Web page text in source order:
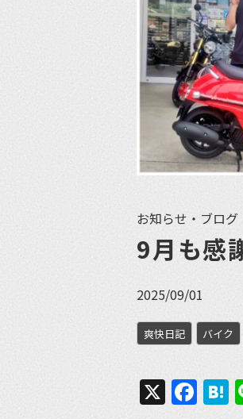
お知らせ・ブログ
9月も感
2025/09/01
爽快日記 バイク
X